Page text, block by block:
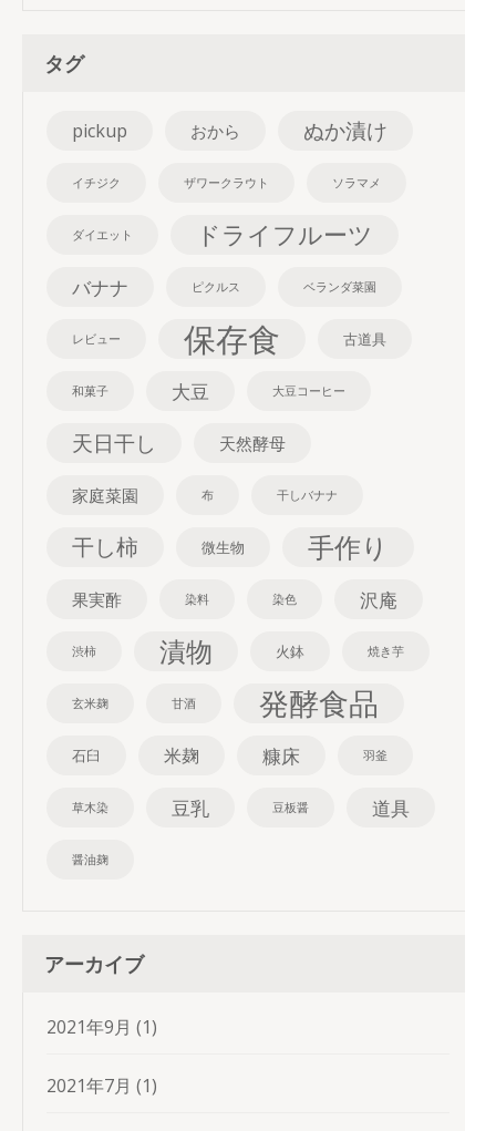
タグ
pickup おから ぬか漬け
イチジク ザワークラウト ソラマメ
ダイエット ドライフルーツ
バナナ ピクルス ベランダ菜園
レビュー 保存食 古道具
和菓子 大豆 大豆コーヒー
天日干し 天然酵母
家庭菜園 布 干しバナナ
干し柿 微生物 手作り
果実酢 染料 染色 沢庵
渋柿 漬物 火鉢 焼き芋
玄米麹 甘酒 発酵食品
石臼 米麹 糠床 羽釜
草木染 豆乳 豆板醤 道具
醤油麹
アーカイブ
2021年9月 (1)
2021年7月 (1)